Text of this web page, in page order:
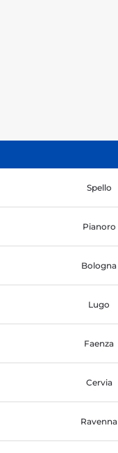
Spello
Pianoro
Bologna
Lugo
Faenza
Cervia
Ravenna